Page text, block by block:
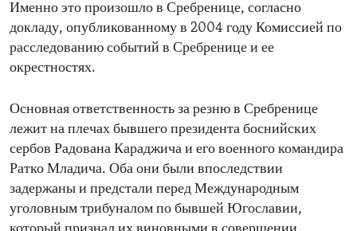
Именно это произошло в Сребренице, согласно
докладу, опубликованному в 2004 году Комиссией по
расследованию событий в Сребренице и ее
окрестностях.
Основная ответственность за резню в Сребренице
лежит на плечах бывшего президента боснийских
сербов Радована Караджича и его военного командира
Ратко Младича. Оба они были впоследствии
задержаны и предстали перед Международным
уголовным трибуналом по бывшей Югославии,